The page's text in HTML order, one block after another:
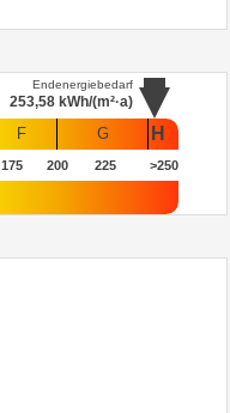
Endenergiebedarf
253,58 kWh/(m²·a)
F G H
175 200 225 >250